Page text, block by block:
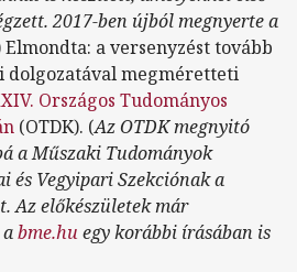
2017-ben újból megnyerte a
Elmondta: a versenyzést tovább
dolgozatával megméretteti
Országos Tudományos
(OTDK). (Az OTDK megnyitó
a Műszaki Tudományok
és Vegyipari Szekciónak a
Az előkészületek már
bme.hu egy korábbi írásában is